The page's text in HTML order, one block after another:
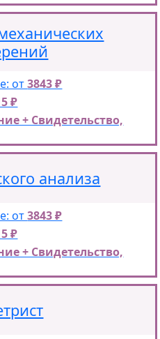
от3843 ₽
₽
+ Свидетельство,
анализа
от3843 ₽
₽
+ Свидетельство,